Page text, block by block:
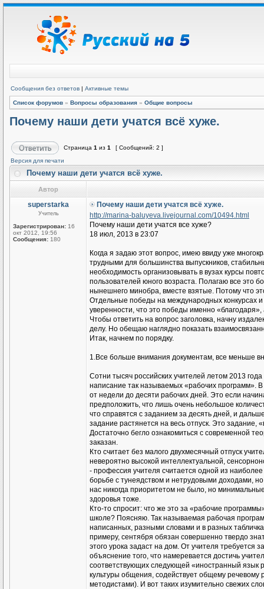
Сообщения без ответов | Активные темы
Список форумов » Вопросы образования » Общие вопросы
Почему наши дети учатся всё хуже.
Страница 1 из 1
[ Сообщений: 2 ]
Версия для печати
Почему наши дети учатся всё хуже.
Автор
superstarka
Учитель
Зарегистрирован: 16
окт 2012, 19:56
Сообщения: 180
Почему наши дети учатся всё хуже.
http://marina-baluyeva.livejournal.com/10494.html
Почему наши дети учатся все хуже?
18 июл, 2013 в 23:07
Когда я задаю этот вопрос, имею ввиду уже
трудными для большинства выпускников,
необходимость организовывать в вузах курсы
пользователей юного возраста. Полагаю все это
нынешнего минобра, вместе взятые. Потому что
Отдельные победы на международных конкурсах
уверенности, что это победы именно «благодаря»,
Чтобы ответить на вопрос заголовка, начну
делу. Но обещаю наглядно показать
Итак, начнем по порядку.
1.Все больше внимания документам, все меньше
Сотни тысяч российских учителей летом 2013
написание так называемых «рабочих программ».
от недели до десяти рабочих дней. Это если
предположить, что лишь очень небольшое
что справятся с заданием за десять дней, и
задание растянется на весь отпуск. Это
Достаточно бегло ознакомиться с современной
заказан.
Кто считает без малого двухмесячный отпуск
невероятно высокой интеллектуальной,
- профессия учителя считается одной из
борьбе с тунеядством и нетрудовыми доходами,
нас никогда приоритетом не было, но
здоровья тоже.
Кто-то спросит: что же это за «рабочие
школе? Поясняю. Так называемая рабочая
написанных, разными словами и в разных
примеру, сентября обязан совершенно твердо
этого урока задаст на дом. От учителя требуется
объяснение того, что намеревается достичь
соответствующих следующей «иностранный язык
культуры общения, содействует общему речевому
методистами). И вот таких изумительно свежих